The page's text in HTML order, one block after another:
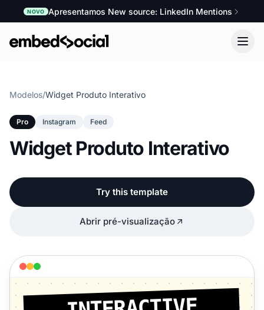
NOVO Apresentamos New source: LinkedIn Mentions
Modelos/Widget Produto Interativo
Pro Instagram Feed
Widget Produto Interativo
Try this template
Abrir pré-visualização